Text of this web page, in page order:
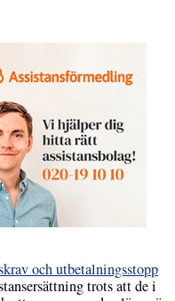
och utbetalningsstopp
trots att de i